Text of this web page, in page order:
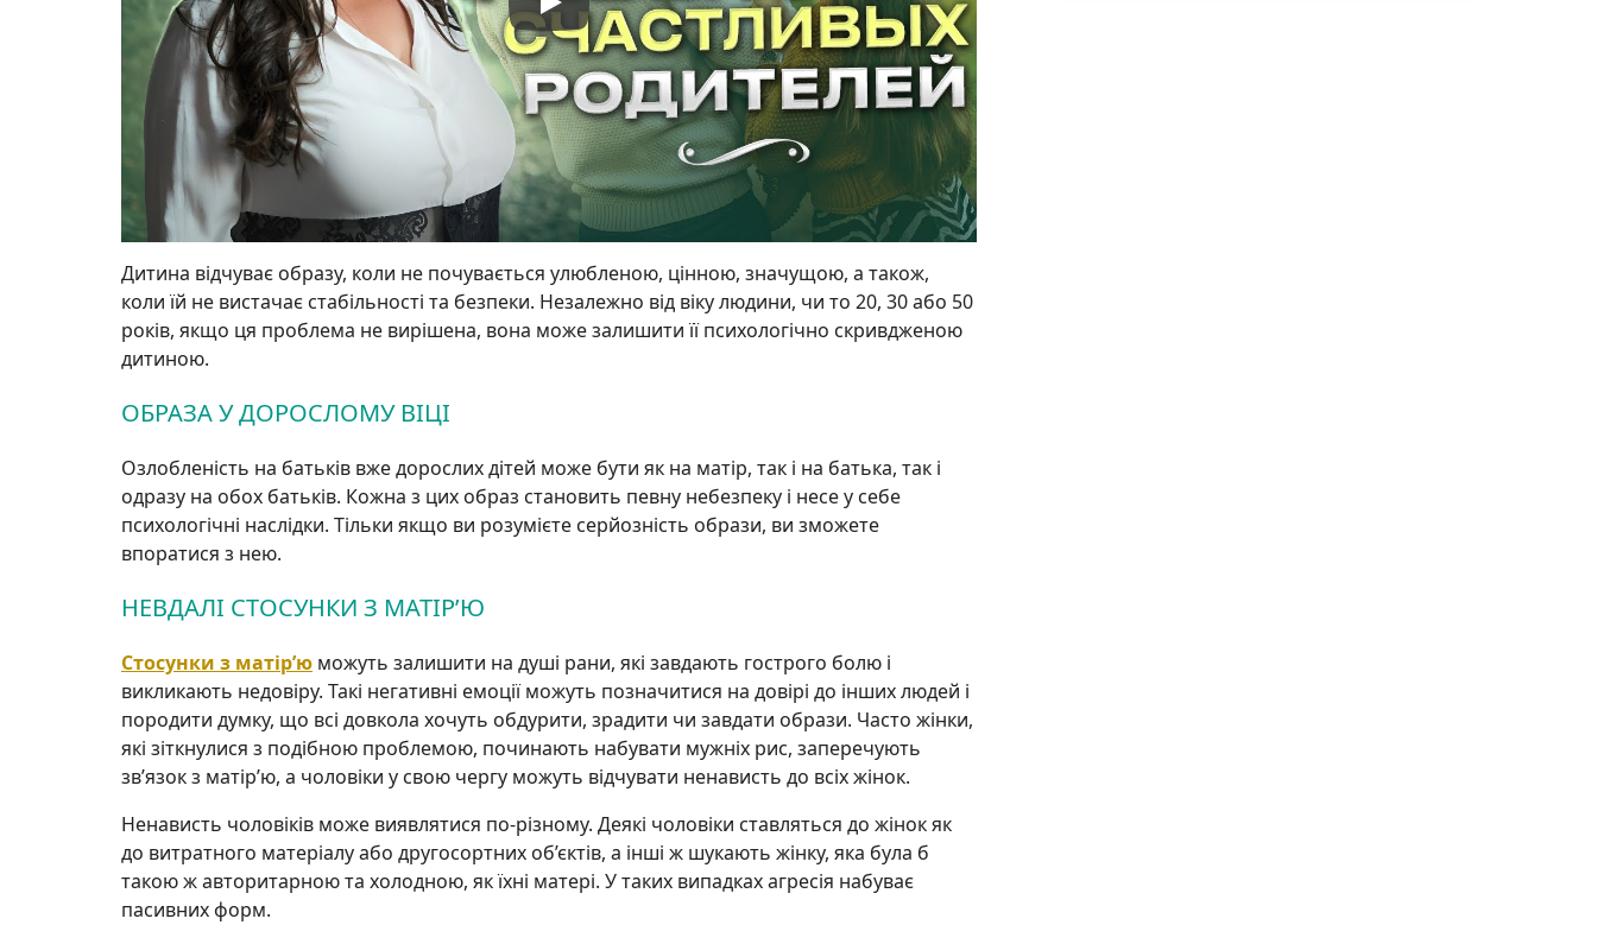
Дитина відчуває образу, коли не почувається улюбленою, цінною, значущою, а також,
коли їй не вистачає стабільності та безпеки. Незалежно від віку людини, чи то 20, 30 або 50
років, якщо ця проблема не вирішена, вона може залишити її психологічно скривдженою
дитиною.
ОБРАЗА У ДОРОСЛОМУ ВІЦІ
Озлобленість на батьків вже дорослих дітей може бути як на матір, так і на батька, так і
одразу на обох батьків. Кожна з цих образ становить певну небезпеку і несе у себе
психологічні наслідки. Тільки якщо ви розумієте серйозність образи, ви зможете
впоратися з нею.
НЕВДАЛІ СТОСУНКИ З МАТІР’Ю
Стосунки з матір’ю можуть залишити на душі рани, які завдають гострого болю і
викликають недовіру. Такі негативні емоції можуть позначитися на довірі до інших людей і
породити думку, що всі довкола хочуть обдурити, зрадити чи завдати образи. Часто жінки,
які зіткнулися з подібною проблемою, починають набувати мужніх рис, заперечують
зв’язок з матір’ю, а чоловіки у свою чергу можуть відчувати ненависть до всіх жінок.
Ненависть чоловіків може виявлятися по-різному. Деякі чоловіки ставляться до жінок як
до витратного матеріалу або другосортних об’єктів, а інші ж шукають жінку, яка була б
такою ж авторитарною та холодною, як їхні матері. У таких випадках агресія набуває
пасивних форм.